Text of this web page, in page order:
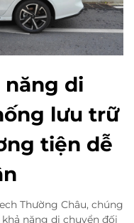
năng di
lưu trữ
tiện dễ
Thường Châu, chúng
năng di chuyển đối